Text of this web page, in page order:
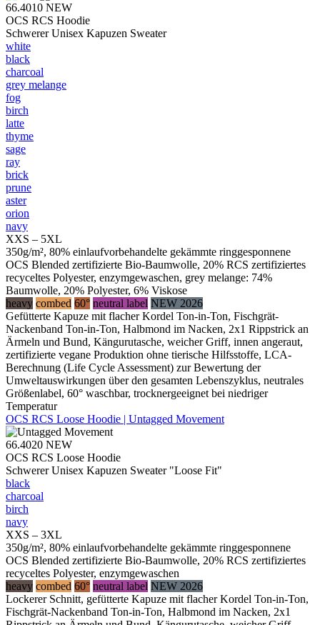
66.4010 NEW
OCS RCS Hoodie
Schwerer Unisex Kapuzen Sweater
white
black
charcoal
grey melange
fog
birch
latte
thyme
sage
ray
brick
prune
aster
orion
navy
XXS – 5XL
350g/m², 80% einlaufvorbehandelte gekämmte ringgesponnene
OCS Blended zertifizierte Bio-Baumwolle, 20% RCS zertifiziertes
recyceltes Polyester, enzymgewaschen, grey melange: 74%
Baumwolle, 20% Polyester, 6% Viskose
heavy combed 60° neutral label NEW 2026
Gefütterte Kapuze mit flacher Kordel Ton-in-Ton, Fischgrät-
Nackenband Ton-in-Ton, Halbmond im Nacken, 2x1 Rippstrick an
Ärmeln und Bund, Kängurutasche, weicher Griff, innen angeraut,
zertifizierte vegane Produktion ohne tierische Hilfsstoffe, LCA-
Berechnung (Life Cycle Assessment) zur Bewertung der
Umweltauswirkungen über den gesamten Lebenszyklus, neutrales
Größenlabel, 60° waschbar, trocknergeeignet bei niedriger
Temperatur
OCS RCS Loose Hoodie | Untagged Movement
66.4020 NEW
OCS RCS Loose Hoodie
Schwerer Unisex Kapuzen Sweater "Loose Fit"
black
charcoal
birch
navy
XXS – 3XL
350g/m², 80% einlaufvorbehandelte gekämmte ringgesponnene
OCS Blended zertifizierte Bio-Baumwolle, 20% RCS zertifiziertes
recyceltes Polyester, enzymgewaschen
heavy combed 60° neutral label NEW 2026
Lockerer Schnitt, gefütterte Kapuze mit flacher Kordel Ton-in-Ton,
Fischgrät-Nackenband Ton-in-Ton, Halbmond im Nacken, 2x1